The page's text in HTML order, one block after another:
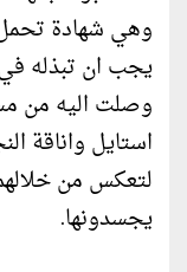
وهي شهادة تحمل
يجب ان تبذله في
وصلت اليه من
استايل واناقة
لتعكس من
يجسدونها.